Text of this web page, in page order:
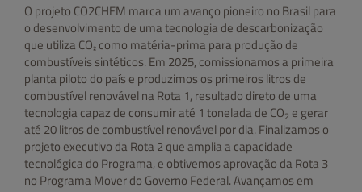
O projeto CO2CHEM marca um avanço pioneiro no Brasil para
o desenvolvimento de uma tecnologia de descarbonização
que utiliza CO₂ como matéria-prima para produção de
combustíveis sintéticos. Em 2025, comissionamos a primeira
planta piloto do país e produzimos os primeiros litros de
combustível renovável na Rota 1, resultado direto de uma
tecnologia capaz de consumir até 1 tonelada de CO2 e gerar
até 20 litros de combustível renovável por dia. Finalizamos o
projeto executivo da Rota 2 que amplia a capacidade
tecnológica do Programa, e obtivemos aprovação da Rota 3
no Programa Mover do Governo Federal. Avançamos em